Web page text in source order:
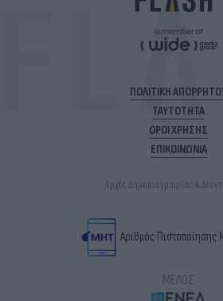
ΠΟΛΙΤΙΚΗ
ΤΑΥΤΟΤΗΤΑ
ΟΡΟΙ ΧΡΗΣΗΣ
ΕΠΙΚΟΙΝΩΝΙΑ
Αρχές Δημοσιογραφίας &
Αριθμός
ΜΕΛΟΣ